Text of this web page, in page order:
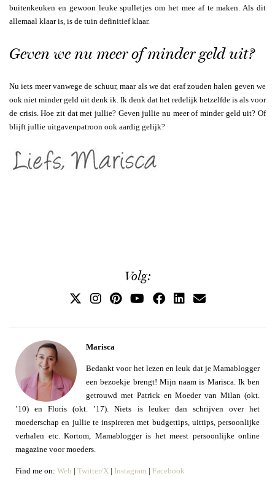
buitenkeuken en gewoon leuke spulletjes om het mee af te maken. Als dit
allemaal klaar is, is de tuin definitief klaar.
Geven we nu meer of minder geld uit?
Nu iets meer vanwege de schuur, maar als we dat eraf zouden halen geven we
ook niet minder geld uit denk ik. Ik denk dat het redelijk hetzelfde is als voor
de crisis. Hoe zit dat met jullie? Geven jullie nu meer of minder geld uit? Of
blijft jullie uitgavenpatroon ook aardig gelijk?
Volg:
Marisca
Bedankt voor het lezen en leuk dat je Mamablogger
een bezoekje brengt! Mijn naam is Marisca. Ik ben
getrouwd met Patrick en Moeder van Milan (okt.
’10) en Floris (okt. ’17). Niets is leuker dan schrijven over het
moederschap en jullie te inspireren met budgettips, uittips, persoonlijke
verhalen etc. Kortom, Mamablogger is het meest persoonlijke online
magazine voor moeders.
Find me on: Web | Twitter/X | Instagram | Facebook